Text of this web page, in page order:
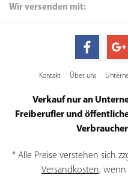
Wir versenden mit:
Kontakt Über uns
Verkauf nur an
Freiberufler und
* Alle Preise verstehen sich
Versandkosten, wenn